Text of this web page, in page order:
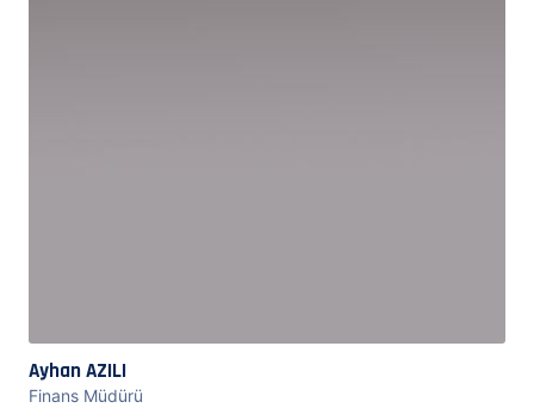
Ayhan AZILI
Finans Müdürü